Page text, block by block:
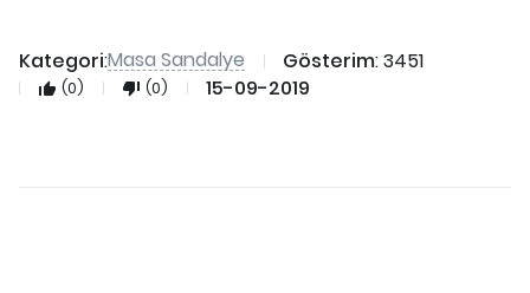
Kategori:Masa Sandalye Gösterim: 3451
(0) (0) 15-09-2019